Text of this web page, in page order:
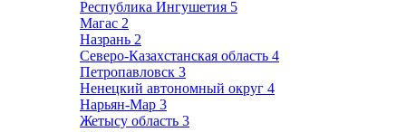
Республика Ингушетия 5
Магас 2
Назрань 2
Северо-Казахстанская область 4
Петропавловск 3
Ненецкий автономный округ 4
Нарьян-Мар 3
Жетысу область 3